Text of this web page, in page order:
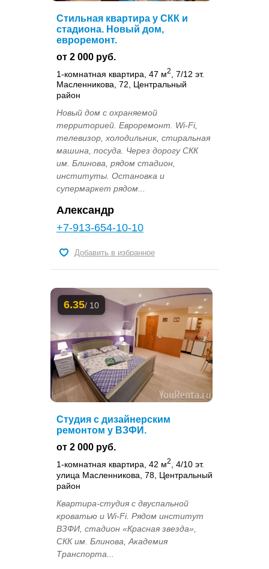
Стильная квартира у СКК и
стадиона. Новый дом,
евроремонт.
от 2 000 руб.
1-комнатная квартира, 47 м2
, 7/12 эт.
Масленникова, 72, Центральный
район
Новый дом с охраняемой
территорией. Евроремонт. Wi-Fi,
телевизор, холодильник, стиральная
машина, посуда. Через дорогу СКК
им. Блинова, рядом стадион,
институты. Остановка и
супермаркет рядом...
Александр
+7-913-654-10-10
Добавить в избранное
6.35/ 10
Студия с дизайнерским
ремонтом у ВЗФИ.
от 2 000 руб.
1-комнатная квартира, 42 м2
, 4/10 эт.
улица Масленникова, 78, Центральный
район
Квартира-студия с двуспальной
кроватью и Wi-Fi. Рядом институт
ВЗФИ, стадион «Красная звезда»,
СКК им. Блинова, Академия
Транспорта...